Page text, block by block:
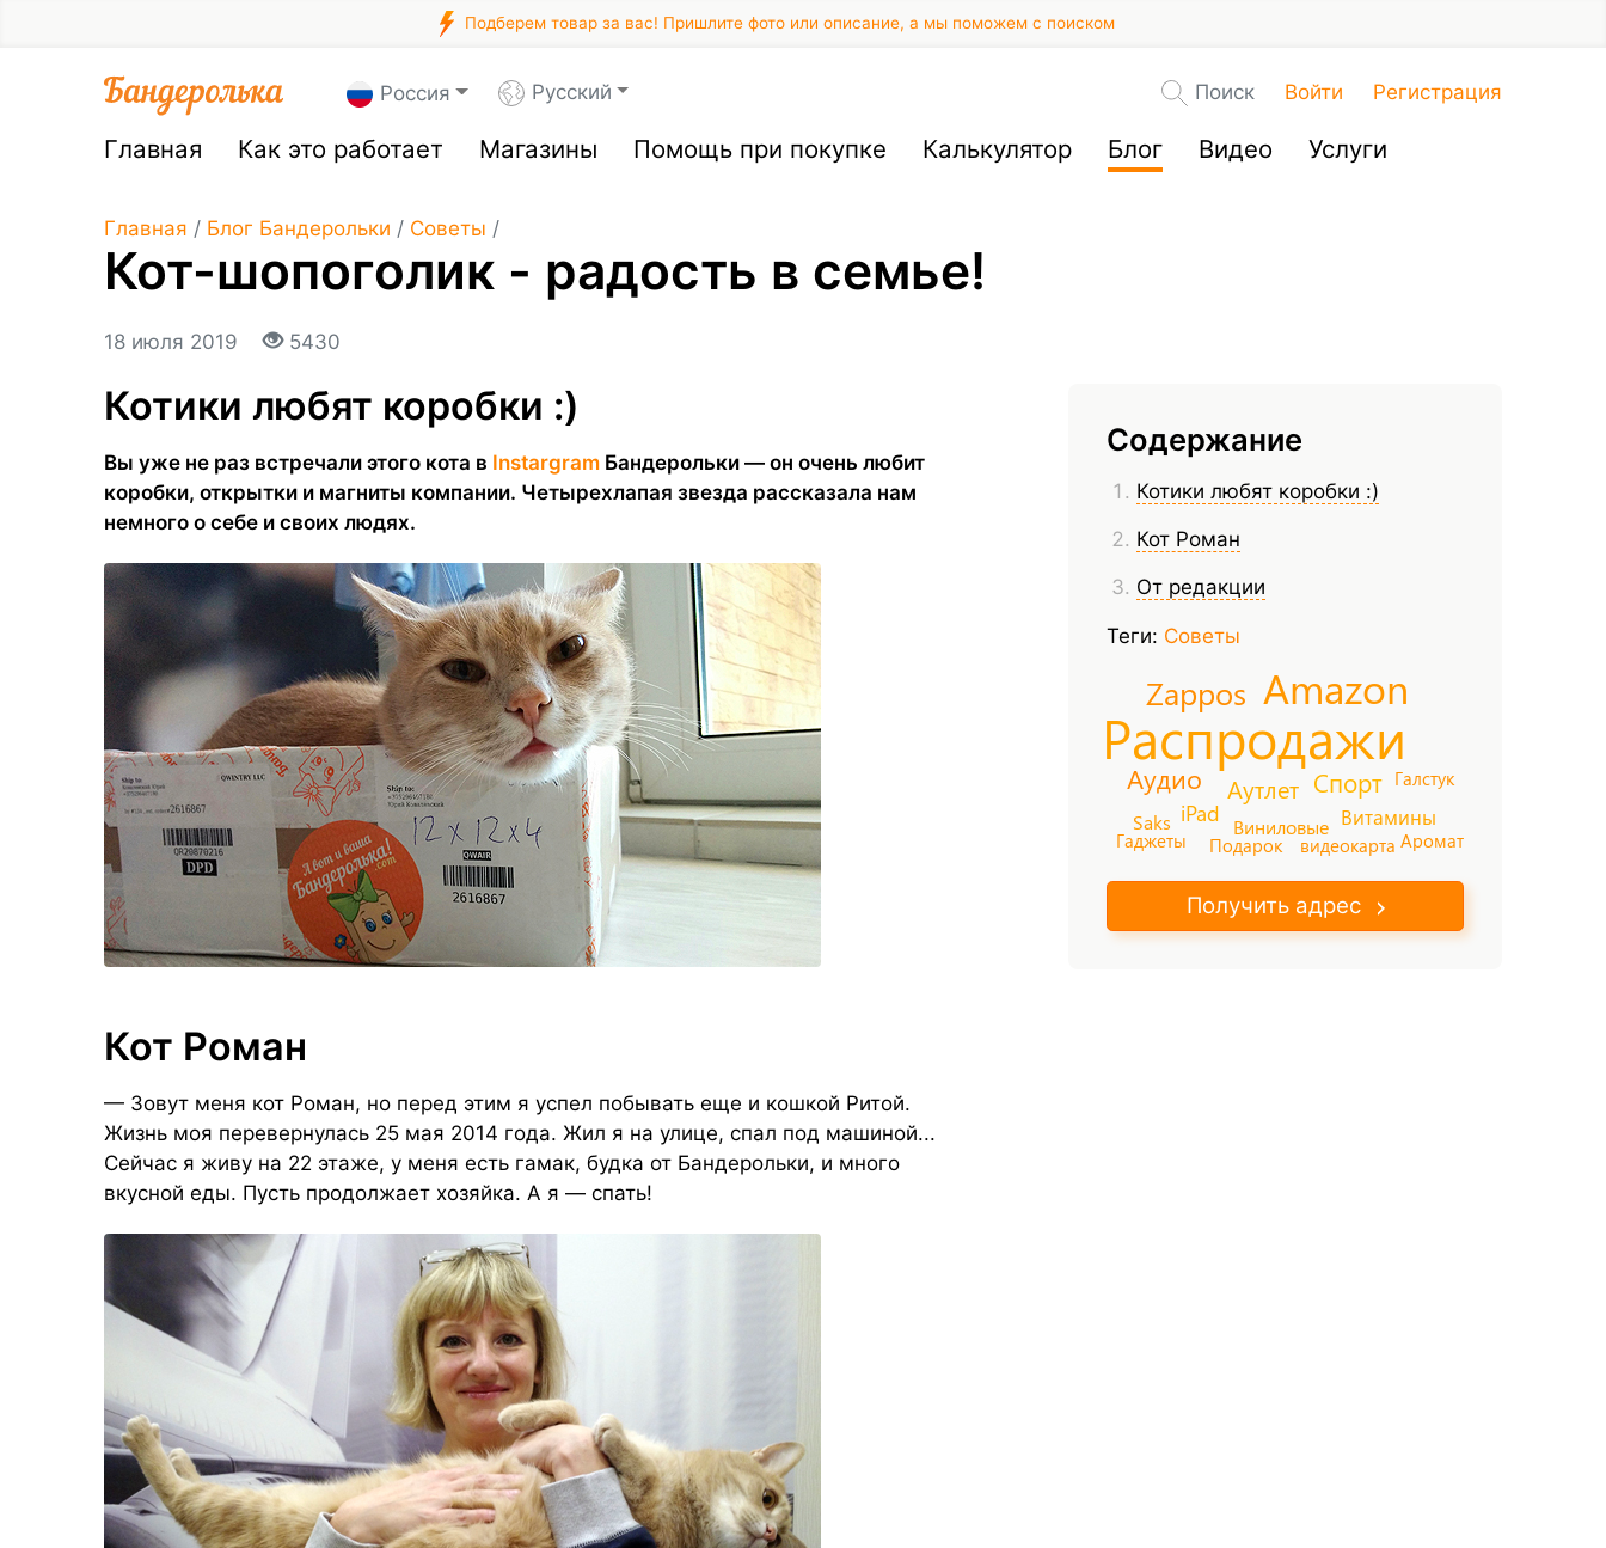
Подберем товар за вас! Пришлите фото или описание, а мы поможем с поиском
Россия Русский Поиск Войти Регистрация
Главная Как это работает Магазины Помощь при покупке Калькулятор Блог Видео Услуги
Главная / Блог Бандерольки / Советы /
Кот-шопоголик - радость в семье!
18 июля 2019 5430
Содержание
Котики любят коробки :)
Кот Роман
От редакции
Теги: Советы
Распродажи
Amazon
Zappos
Аудио Спорт
Аутлет
iPad Витамины
Виниловые
Saks
Галстук
Аромат
Гаджеты видеокарта
Подарок
Получить адрес
Котики любят коробки :)
Вы уже не раз встречали этого кота в Instargram Бандерольки — он очень любит
коробки, открытки и магниты компании. Четырехлапая звезда рассказала нам
немного о себе и своих людях.
Кот Роман
— Зовут меня кот Роман, но перед этим я успел побывать еще и кошкой Ритой.
Жизнь моя перевернулась 25 мая 2014 года. Жил я на улице, спал под машиной...
Сейчас я живу на 22 этаже, у меня есть гамак, будка от Бандерольки, и много
вкусной еды. Пусть продолжает хозяйка. А я — спать!